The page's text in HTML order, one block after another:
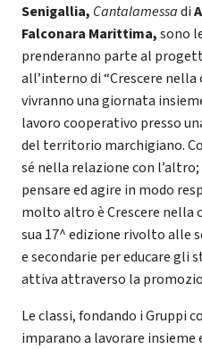
Senigallia, Cantalamessadi
Falconara Marittima,sono
prenderanno parte al
all’interno di “Crescere
vivranno una giornata
lavoro cooperativo presso
del territorio marchigiano.
sé nella relazione con
pensare ed agire in modo
molto altro è Crescere
sua 17^ edizione rivolto alle
e secondarie per educare gli
attiva attraverso la
Le classi, fondando i Gruppi
imparano a lavorare insieme